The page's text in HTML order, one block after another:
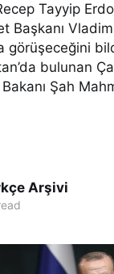
Tayyip
Başkanı
görüşeceğini
bulunan
Şah
Arşivi